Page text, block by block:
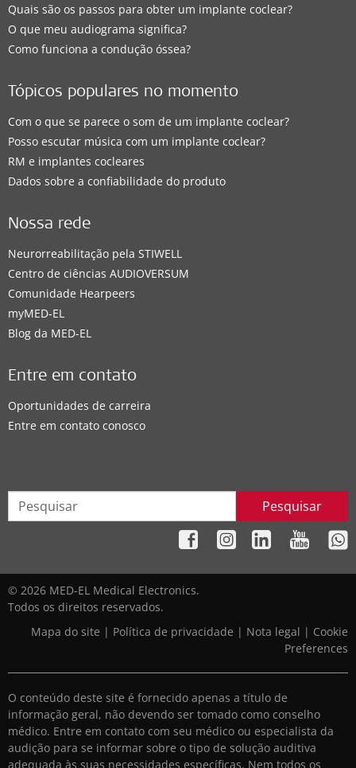
Quais são os passos para obter um implante coclear?
O que meu audiograma significa?
Como funciona a condução óssea?
Tópicos populares no momento
Com o que se parece o som de um implante coclear?
Posso escutar música com um implante coclear?
RM e implantes cocleares
Dados sobre a confiabilidade do produto
Nossa rede
Neurorreabilitação pela STIWELL
Centro de ciências AUDIOVERSUM
Comunidade Hearpeers
myMED‑EL
Blog da MED-EL
Entre em contato
Oportunidades de carreira
Entre em contato conosco
Pesquisar
© 2026 MED-EL Medical Electronics.
Todos os direitos reservados.
Mapa do site | Política de privacidade | Nota legal | Cookie
Preferences
O conteúdo deste site é fornecido apenas a título de
informação geral, não devendo ser tomado como conselho
médico. Entre em contato com seu médico ou especialista da
audição para se informar sobre o tipo de solução auditiva
adequada às suas necessidades específicas. Nem todos os